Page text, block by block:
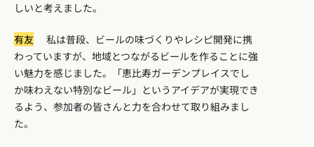
しいと考えました。
有友 私は普段、ビールの味づくりやレシピ開発に携
わっていますが、地域とつながるビールを作ることに強
い魅力を感じました。「恵比寿ガーデンプレイスでし
か味わえない特別なビール」というアイデアが実現でき
るよう、参加者の皆さんと力を合わせて取り組みまし
た。